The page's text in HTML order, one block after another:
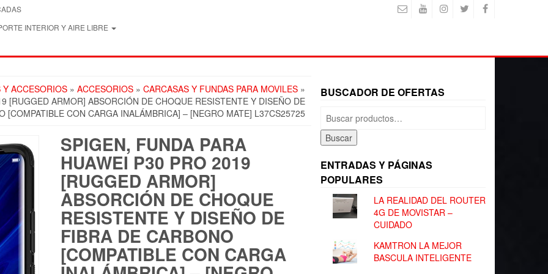
INTERIOR Y AIRE LIBRE
ACCESORIOS » ACCESORIOS » CARCASAS Y FUNDAS PARA MOVILES »
[RUGGED ARMOR] ABSORCIÓN DE CHOQUE RESISTENTE Y DISEÑO DE
[COMPATIBLE CON CARGA INALÁMBRICA] – [NEGRO MATE] L37CS25725
SPIGEN, FUNDA PARA
HUAWEI P30 PRO 2019
[RUGGED ARMOR]
ABSORCIÓN DE CHOQUE
RESISTENTE Y DISEÑO DE
FIBRA DE CARBONO
[COMPATIBLE CON CARGA
BUSCADOR DE OFERTAS
Buscar
por:
Buscar
ENTRADAS Y PÁGINAS
POPULARES
LA REALIDAD DEL ROUTER
4G DE MOVISTAR –
CUIDADO
KAMTRON LA MEJOR
BASCULA INTELIGENTE